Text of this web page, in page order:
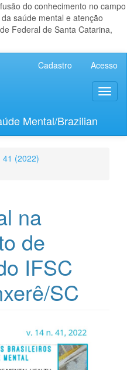
do conhecimento no campo
saúde mental e atenção
Federal de Santa Catarina,
Cadastro Acesso
Mental/Brazilian
41 (2022)
na
de
IFSC
SC